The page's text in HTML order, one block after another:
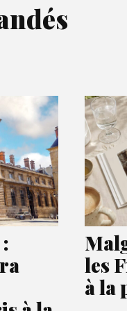
les
à la